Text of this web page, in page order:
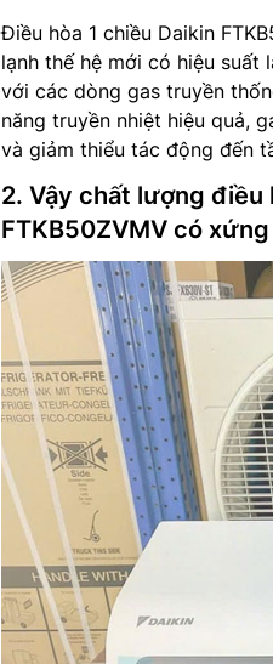
Điều hòa 1 chiều Daikin
lạnh thế hệ mới có hiệu
với các dòng gas truyền
năng truyền nhiệt hiệu quả,
và giảm thiểu tác động đến
2. Vậy chất lượng
FTKB50ZVMV có